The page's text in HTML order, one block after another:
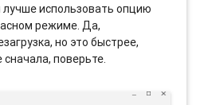
лучше использовать опцию
режиме. Да,
но это быстрее,
поверьте.